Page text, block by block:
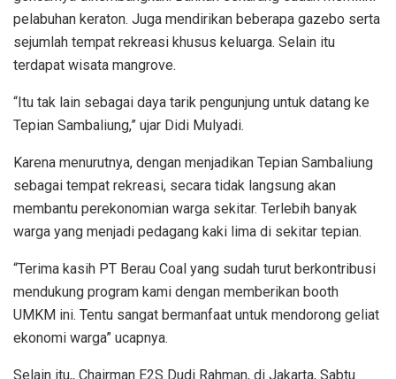
pelabuhan keraton. Juga mendirikan beberapa gazebo serta
sejumlah tempat rekreasi khusus keluarga. Selain itu
terdapat wisata mangrove.
“Itu tak lain sebagai daya tarik pengunjung untuk datang ke
Tepian Sambaliung,” ujar Didi Mulyadi.
Karena menurutnya, dengan menjadikan Tepian Sambaliung
sebagai tempat rekreasi, secara tidak langsung akan
membantu perekonomian warga sekitar. Terlebih banyak
warga yang menjadi pedagang kaki lima di sekitar tepian.
“Terima kasih PT Berau Coal yang sudah turut berkontribusi
mendukung program kami dengan memberikan booth
UMKM ini. Tentu sangat bermanfaat untuk mendorong geliat
ekonomi warga” ucapnya.
Selain itu,, Chairman E2S Dudi Rahman, di Jakarta, Sabtu